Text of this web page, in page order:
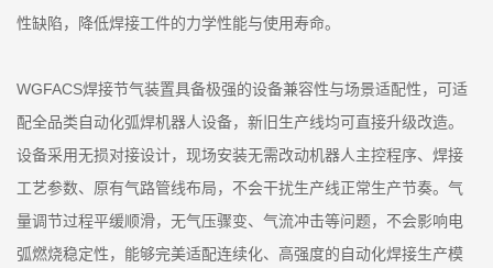
性缺陷，降低焊接工件的力学性能与使用寿命。
WGFACS焊接节气装置具备极强的设备兼容性与场景适配性，可适
配全品类自动化弧焊机器人设备，新旧生产线均可直接升级改造。
设备采用无损对接设计，现场安装无需改动机器人主控程序、焊接
工艺参数、原有气路管线布局，不会干扰生产线正常生产节奏。气
量调节过程平缓顺滑，无气压骤变、气流冲击等问题，不会影响电
弧燃烧稳定性，能够完美适配连续化、高强度的自动化焊接生产模